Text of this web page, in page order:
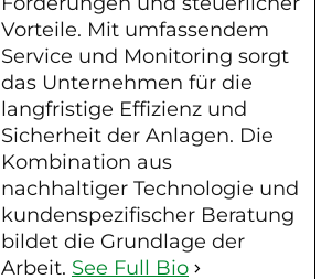
Vorteile. Mit umfassendem
Service und Monitoring sorgt
das Unternehmen für die
langfristige Effizienz und
Sicherheit der Anlagen. Die
Kombination aus
nachhaltiger Technologie und
kundenspezifischer Beratung
bildet die Grundlage der
Arbeit. See Full Bio